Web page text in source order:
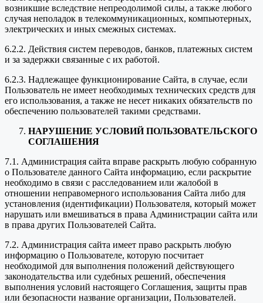
возникшие вследствие непреодолимой силы, а также любого
случая неполадок в телекоммуникационных, компьютерных,
электрических и иных смежных системах.
6.2.2. Действия систем переводов, банков, платежных систем
и за задержки связанные с их работой.
6.2.3. Надлежащее функционирование Сайта, в случае, если
Пользователь не имеет необходимых технических средств для
его использования, а также не несет никаких обязательств по
обеспечению пользователей такими средствами.
НАРУШЕНИЕ УСЛОВИЙ ПОЛЬЗОВАТЕЛЬСКОГО
СОГЛАШЕНИЯ
7.1. Администрация сайта вправе раскрыть любую собранную
о Пользователе данного Сайта информацию, если раскрытие
необходимо в связи с расследованием или жалобой в
отношении неправомерного использования Сайта либо для
установления (идентификации) Пользователя, который может
нарушать или вмешиваться в права Администрации сайта или
в права других Пользователей Сайта.
7.2. Администрация сайта имеет право раскрыть любую
информацию о Пользователе, которую посчитает
необходимой для выполнения положений действующего
законодательства или судебных решений, обеспечения
выполнения условий настоящего Соглашения, защиты прав
или безопасности название организации, Пользователей.